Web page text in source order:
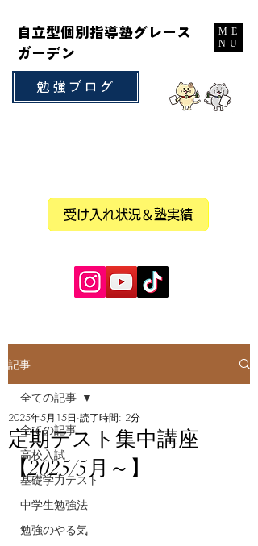
自立型個別指導塾グレース
ガーデン
勉強ブログ
受け入れ状況＆塾実績
ME
NU
記事
全ての記事
高校入試
基礎学力テスト
中学生勉強法
勉強のやる気
全ての記事
定期テスト集中講座
【2025/5月～】
2025年5月15日 読了時間: 2分